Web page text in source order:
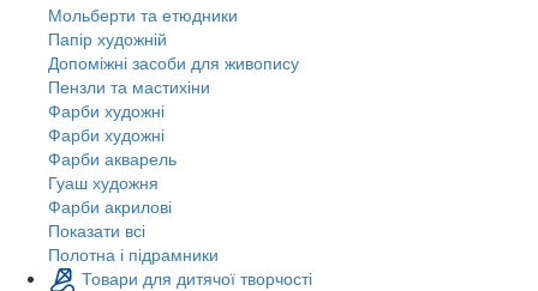
Мольберти та етюдники
Папір художній
Допоміжні засоби для живопису
Пензли та мастихіни
Фарби художні
Фарби художні
Фарби акварель
Гуаш художня
Фарби акрилові
Показати всі
Полотна і підрамники
Товари для дитячої творчості